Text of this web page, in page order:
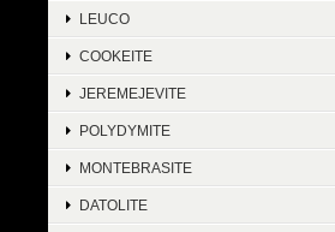
LEUCO
COOKEITE
JEREMEJEVITE
POLYDYMITE
MONTEBRASITE
DATOLITE